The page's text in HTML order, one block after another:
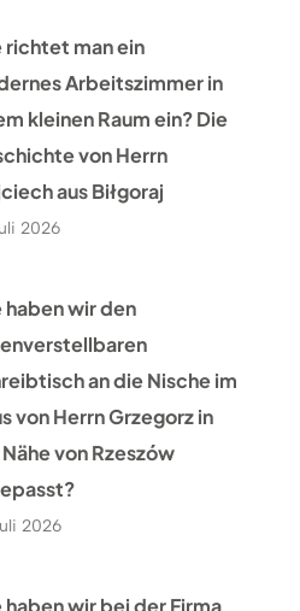
richtet man ein
Arbeitszimmer in
kleinen Raum ein? Die
von Herrn
aus Biłgoraj
2026
haben wir den
an die Nische im
von Herrn Grzegorz in
von Rzeszów
2026
haben wir bei der Firma